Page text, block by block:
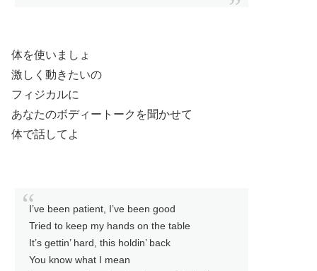
体を使いましょ
激しく動きたいの
フィジカルに
あなたのボディートークを聞かせて
体で話してよ
I’ve been patient, I’ve been good
Tried to keep my hands on the table
It’s gettin’ hard, this holdin’ back
You know what I mean